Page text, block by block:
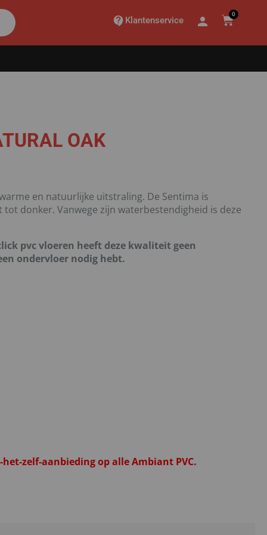
Klantenservice
0
OAK
en natuurlijke uitstraling. De Sentima is
donker. Vanwege zijn waterbestendigheid is deze
pvc vloeren heeft deze kwaliteit geen
ondervloer nodig hebt.
zelf-aanbieding op alle Ambiant PVC.